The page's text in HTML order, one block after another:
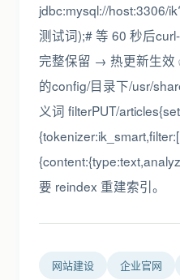
jdbc:mysql://host:3306/
测试词);# 等 60 秒后
完整保留 → 热更新生效
的config/目录下/usr/
义词 filterPUT/
要 reindex 重建索引。
网站建设 企业官网